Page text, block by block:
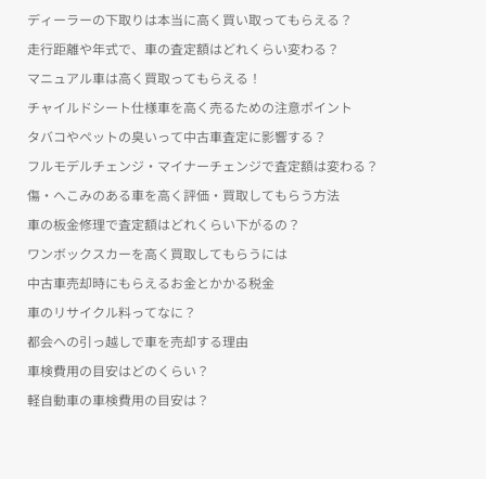
ディーラーの下取りは本当に高く買い取ってもらえる？
走行距離や年式で、車の査定額はどれくらい変わる？
マニュアル車は高く買取ってもらえる！
チャイルドシート仕様車を高く売るための注意ポイント
タバコやペットの臭いって中古車査定に影響する？
フルモデルチェンジ・マイナーチェンジで査定額は変わる？
傷・へこみのある車を高く評価・買取してもらう方法
車の板金修理で査定額はどれくらい下がるの？
ワンボックスカーを高く買取してもらうには
中古車売却時にもらえるお金とかかる税金
車のリサイクル料ってなに？
都会への引っ越しで車を売却する理由
車検費用の目安はどのくらい？
軽自動車の車検費用の目安は？